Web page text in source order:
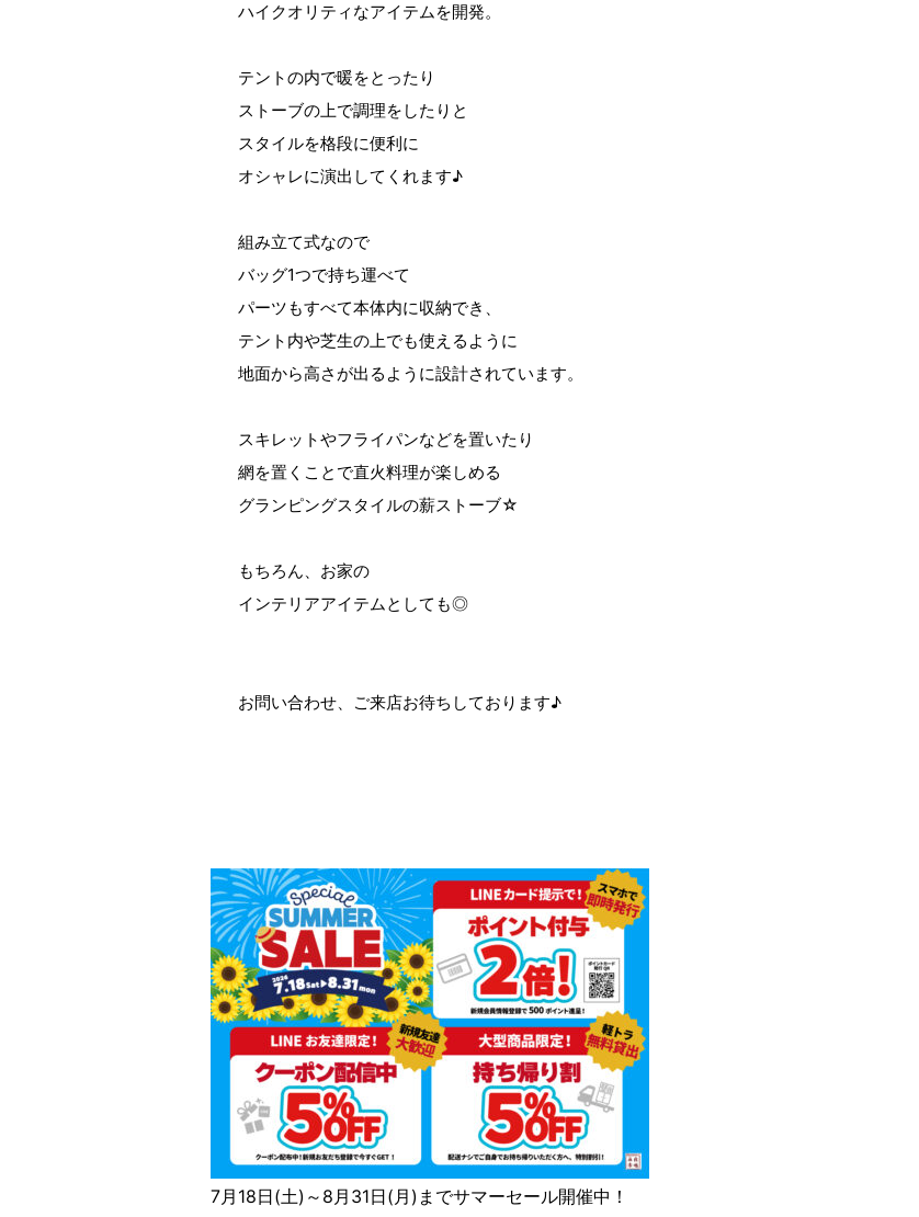
ハイクオリティなアイテムを開発。
テントの内で暖をとったり
ストーブの上で調理をしたりと
スタイルを格段に便利に
オシャレに演出してくれます♪
組み立て式なので
バッグ1つで持ち運べて
パーツもすべて本体内に収納でき、
テント内や芝生の上でも使えるように
地面から高さが出るように設計されています。
スキレットやフライパンなどを置いたり
網を置くことで直火料理が楽しめる
グランピングスタイルの薪ストーブ☆
もちろん、お家の
インテリアアイテムとしても◎
お問い合わせ、ご来店お待ちしております♪
7月18日(土)～8月31日(月)までサマーセール開催中！